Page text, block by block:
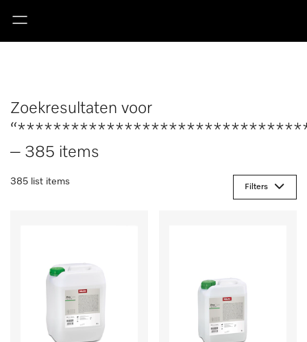
Zoekresultaten voor
– 385 items
385 list items
Filters